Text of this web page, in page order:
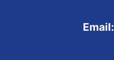
Email: